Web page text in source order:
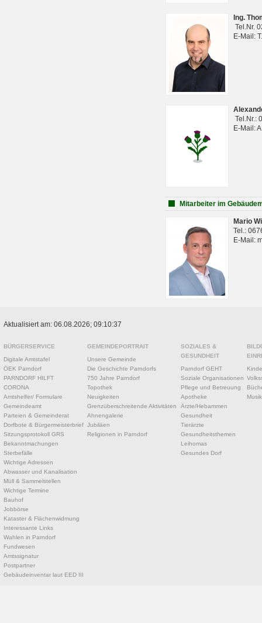
Ing.
Tel.Nr.
E-Mail:
Tel.Nr.:
E-Mail:
Mitarbeiter im
Mario
Tel.:
E-Mail:
Aktualisiert am: 06.08.2026; 09:10:37
BÜRGERSERVICE
Digitale Amtstafel
ÖEK Parndorf
PARNDORF HILFT
CORONA
Amtshelfer/ Formulare
Gemeindeamt
Parteien & Gemeinderat
Dorfbote & Bürgermeisterbrief
Sitzungsprotokoll GRS
Bekanntmachungen
Sterbefälle
Wichtige Adressen
Abwasser und Kanalisation
Müll & Sammelstellen
Wichtige Termine
Bauhof
Jobbörse
Kataster & Flächenwidmung
Interessante Links
Wahlen in Parndorf
Fundwesen
Amtssignatur
Postpartner
Gebäudeinventar laut EED III
GEMEINDEPORTRAIT
Unsere Gemeinde
Die Geschichte Parndorfs
750 Jahre Parndorf
Topothek
Neuigkeiten
Grenzüberschreitende Aktivitäten
Ahnengalerie
Jubiläen
Religionen in Parndorf
SOZIALES &
GESUNDHEIT
Parndorf GEHT
Soziale Organisationen
Pflege und Betreuung
Apotheke
Ärzte/Hebammen
Gesundheit
Tierärzte
Gesundheitsthemen
Leihomas
Gesundes Dorf